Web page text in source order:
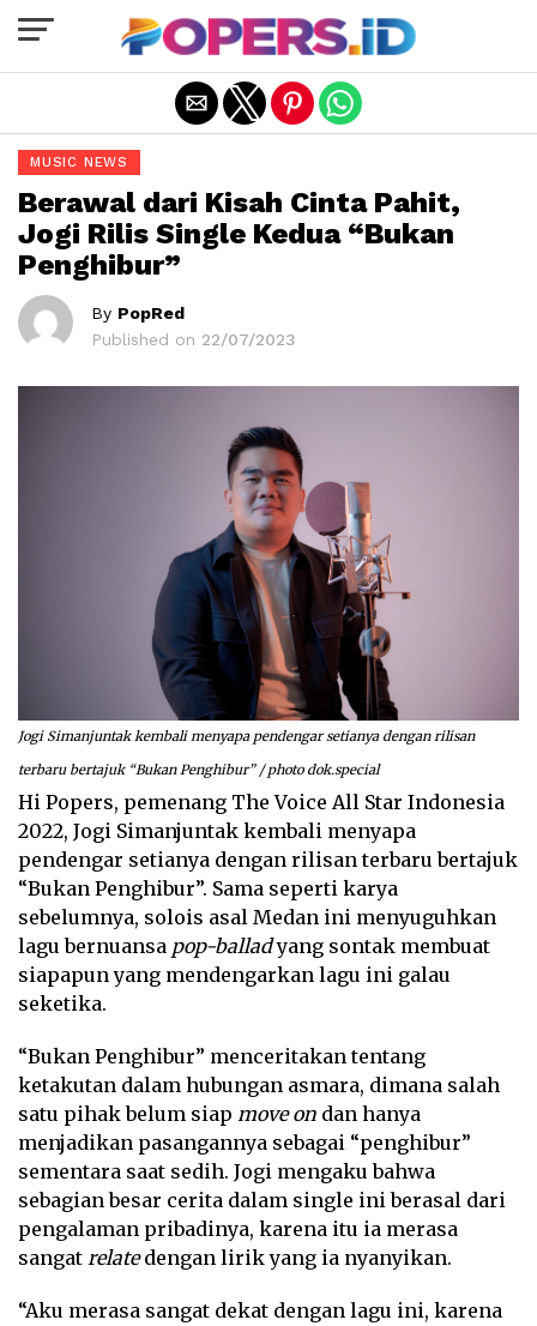
MUSIC NEWS
Berawal dari Kisah Cinta Pahit,
Jogi Rilis Single Kedua “Bukan
Penghibur”
By PopRed
Published on 22/07/2023
Jogi Simanjuntak kembali menyapa pendengar setianya dengan rilisan
terbaru bertajuk “Bukan Penghibur” / photo dok.special
Hi Popers, pemenang The Voice All Star Indonesia
2022, Jogi Simanjuntak kembali menyapa
pendengar setianya dengan rilisan terbaru bertajuk
“Bukan Penghibur”. Sama seperti karya
sebelumnya, solois asal Medan ini menyuguhkan
lagu bernuansa pop-balladyang sontak membuat
siapapun yang mendengarkan lagu ini galau
seketika.
“Bukan Penghibur” menceritakan tentang
ketakutan dalam hubungan asmara, dimana salah
satu pihak belum siap move on dan hanya
menjadikan pasangannya sebagai “penghibur”
sementara saat sedih. Jogi mengaku bahwa
sebagian besar cerita dalam single ini berasal dari
pengalaman pribadinya, karena itu ia merasa
sangat relatedengan lirik yang ia nyanyikan.
“Aku merasa sangat dekat dengan lagu ini, karena
Exit mobile version